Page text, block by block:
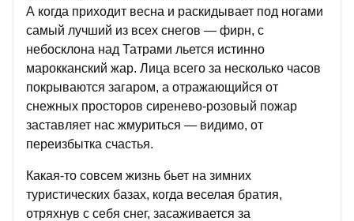
А когда приходит весна и раскидывает под ногами
самый лучший из всех снегов — фирн, с
небосклона над Татрами льется истинно
марокканский жар. Лица всего за несколько часов
покрываются загаром, а отражающийся от
снежных просторов сиренево-розовый пожар
заставляет нас жмуриться — видимо, от
переизбытка счастья.
Какая-то совсем жизнь бьет на зимних
туристических базах, когда веселая братия,
отряхнув с себя снег, засаживается за